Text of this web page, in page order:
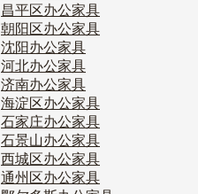
昌平区办公家具
朝阳区办公家具
沈阳办公家具
河北办公家具
济南办公家具
海淀区办公家具
石家庄办公家具
石景山办公家具
西城区办公家具
通州区办公家具